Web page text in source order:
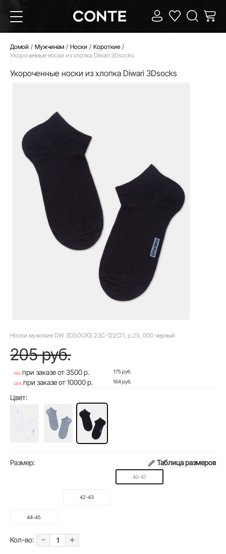
Домой Мужчинам Носки
Короткие
Укороченные носки из хлопка Diwari 3Dsocks
Укороченные носки из хлопка Diwari 3Dsocks
Носки мужские DW 3DSOCKS 23С-122СП, р.25, 000 черный
205 руб.
-15% при заказе от 3500 р. 175 руб.
-20% при заказе от 10000 р. 164 руб.
Цвет:
Размер: Таблица размеров
40-41
42-43
44-45
Кол-во: - +